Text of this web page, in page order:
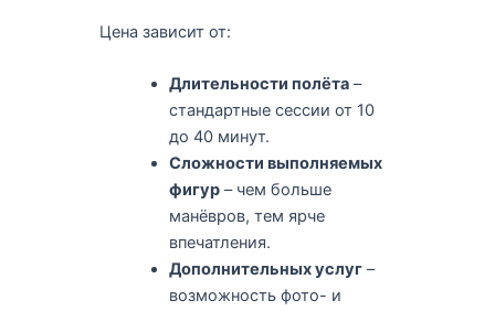
Цена зависит от:
Длительности полёта –
стандартные сессии от 10
до 40 минут.
Сложности выполняемых
фигур – чем больше
манёвров, тем ярче
впечатления.
Дополнительных услуг –
возможность фото- и